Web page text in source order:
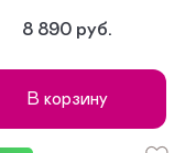
8 890 руб.
В корзину